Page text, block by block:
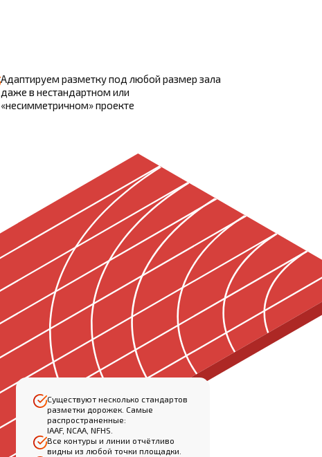
Адаптируем разметку под любой размер зала
даже в нестандартном или
«несимметричном» проекте
Существуют несколько стандартов
разметки дорожек. Самые
распространенные:
IAAF, NCAA, NFHS.
Все контуры и линии отчётливо
видны из любой точки площадки.